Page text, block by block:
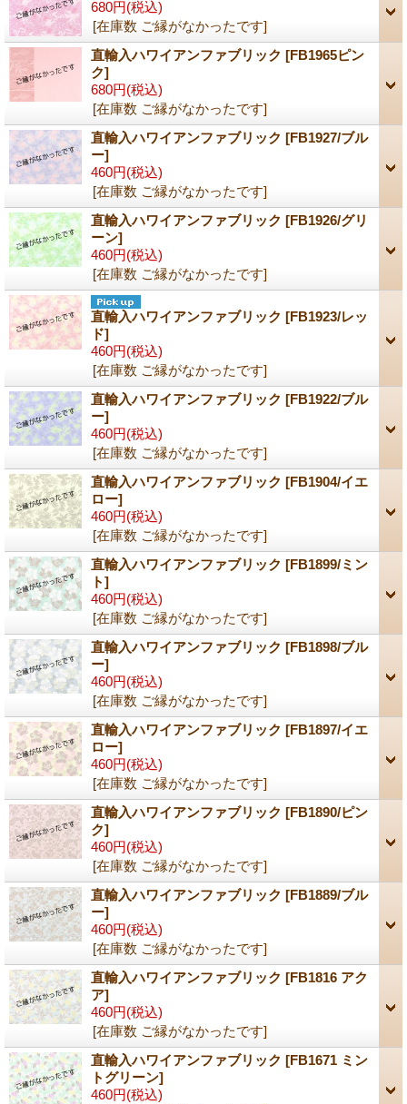
680円(税込)
[在庫数 ご縁がなかったです]
直輸入ハワイアンファブリック [FB1965ピン
ク]
680円(税込)
[在庫数 ご縁がなかったです]
直輸入ハワイアンファブリック [FB1927/ブル
ー]
460円(税込)
[在庫数 ご縁がなかったです]
直輸入ハワイアンファブリック [FB1926/グリ
ーン]
460円(税込)
[在庫数 ご縁がなかったです]
直輸入ハワイアンファブリック [FB1923/レッ
ド]
460円(税込)
[在庫数 ご縁がなかったです]
直輸入ハワイアンファブリック [FB1922/ブル
ー]
460円(税込)
[在庫数 ご縁がなかったです]
直輸入ハワイアンファブリック [FB1904/イエ
ロー]
460円(税込)
[在庫数 ご縁がなかったです]
直輸入ハワイアンファブリック [FB1899/ミン
ト]
460円(税込)
[在庫数 ご縁がなかったです]
直輸入ハワイアンファブリック [FB1898/ブル
ー]
460円(税込)
[在庫数 ご縁がなかったです]
直輸入ハワイアンファブリック [FB1897/イエ
ロー]
460円(税込)
[在庫数 ご縁がなかったです]
直輸入ハワイアンファブリック [FB1890/ピン
ク]
460円(税込)
[在庫数 ご縁がなかったです]
直輸入ハワイアンファブリック [FB1889/ブル
ー]
460円(税込)
[在庫数 ご縁がなかったです]
直輸入ハワイアンファブリック [FB1816 アク
ア]
460円(税込)
[在庫数 ご縁がなかったです]
直輸入ハワイアンファブリック [FB1671 ミン
トグリーン]
460円(税込)